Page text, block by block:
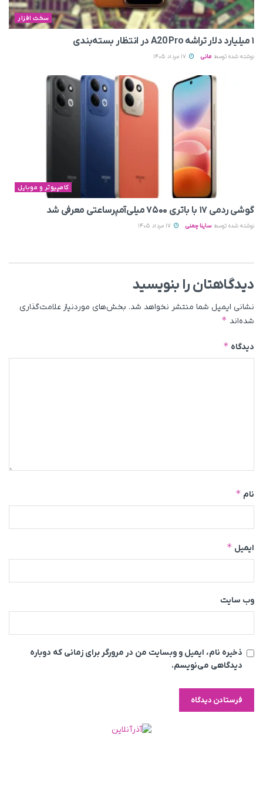
سخت افزار
۱ میلیارد دلار تراشه A20 Pro در انتظار بسته‌بندی
نوشته شده توسط مانی
کامپیوتر و موبایل
گوشی ردمی ۱۷ با باتری ۷۵۰۰ میلی‌آمپرساعتی معرفی شد
نوشته شده توسط ساینا چمنی
دیدگاهتان را بنویسید
نشانی ایمیل شما منتشر نخواهد شد. بخش‌های موردنیاز علامت‌گذاری
شده‌اند *
دیدگاه *
نام *
ایمیل *
وب‌ سایت
ذخیره نام، ایمیل و وبسایت من در مرورگر برای زمانی که دوباره
دیدگاهی می‌نویسم.